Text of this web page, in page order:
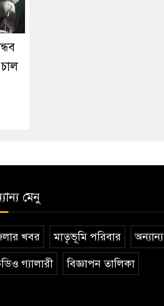
মেনু
খবর মাতৃভূমি পরিবার অন্যান্য
গ্যালারী বিজ্ঞাপন তালিকা